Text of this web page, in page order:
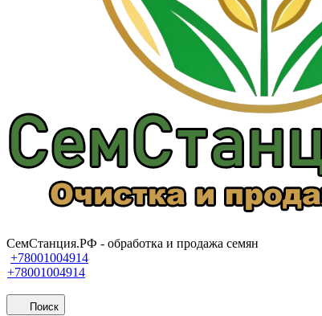
СемСтанция.РФ - обработка и продажа семян
+78001004914
+78001004914
Поиск